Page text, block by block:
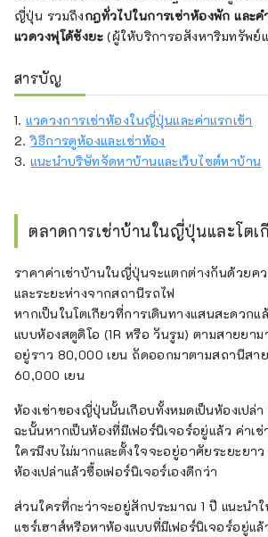
ญี่ปุ่น รวมถึงกฎทั่วไปในการเช่าห้องพัก และ
แวดวงฟุโด้ซังยะ (ผู้ให้บริการอสังหาริมทรัพย์
สารบัญ
1.แวดวงการเช่าห้องในญี่ปุ่นและค่าแรกเข้า
2.วิธีการดูห้องและเช่าห้อง
3.แนะนำบริษัทจัดหาบ้านและเว็บไซต์หาบ้าน
ตลาดการเช่าบ้านในญี่ปุ่นและโตเ
ราคาค่าเช่าบ้านในญี่ปุ่นจะแตกต่างกันด้วยค
และระยะห่างจากสถานีรถไฟ
หากเป็นในโตเกียวที่การเดินทางแสนสะดวกแ
แบบห้องสตูดิโอ (1R หรือ วันรูม) ตามสายยาม
อยู่ราว 80,000 เยน ถัดออกมาตามสถานีสา
60,000 เยน
ห้องเช่าของญี่ปุ่นนั้นเกือบทั้งหมดเป็นห้องเปล่า
ฉะนั้นหากเป็นห้องที่มีเฟอร์นิเจอร์อยู่แล้ว ค่าเ
ใครมีงบไม่มากและตั้งใจจะอยู่อาศัยระยะยาว
ห้องเปล่าแล้วซื้อเฟอร์นิเจอร์เองดีกว่า
ส่วนใครที่กะว่าจะอยู่สักประมาณ 1 ปี แนะนำ
แชร์เฮาส์หรือหาห้องแบบที่มีเฟอร์นิเจอร์อยู่แล้